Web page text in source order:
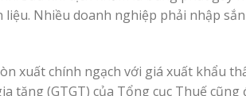
Nhiều doanh nghiệp phải nhập
xuất chính ngạch với giá xuất khẩu
tăng (GTGT) của Tổng cục Thuế cũng